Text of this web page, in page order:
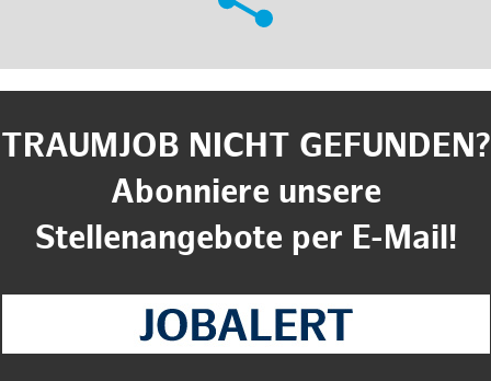
TRAUMJOB NICHT GEFUNDEN?
Abonniere unsere
Stellenangebote per E-Mail!